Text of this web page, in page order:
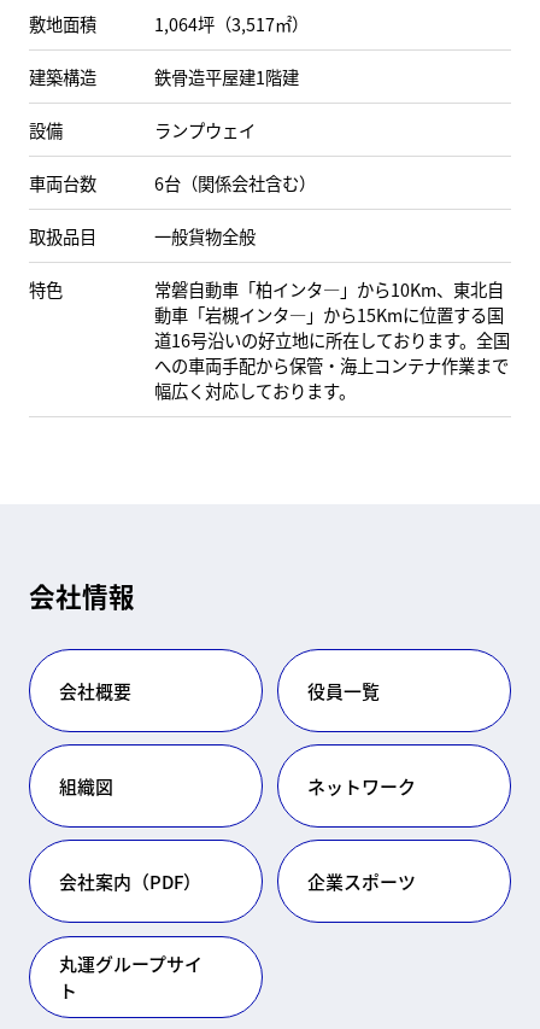
敷地面積 1,064坪（3,517㎡）
建築構造 鉄骨造平屋建1階建
設備 ランプウェイ
車両台数 6台（関係会社含む）
取扱品目 一般貨物全般
特色
常磐自動車「柏インタ―」から10Km、東北自
動車「岩槻インタ―」から15Kmに位置する国
道16号沿いの好立地に所在しております。全国
への車両手配から保管・海上コンテナ作業まで
幅広く対応しております。
会社情報
会社概要 役員一覧
組織図​ ネットワーク
会社案内（PDF）​​​​ 企業スポーツ
丸運グループサイ
ト